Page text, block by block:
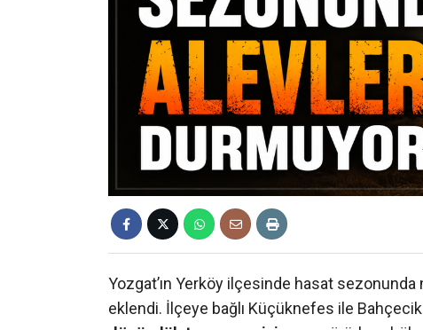
Yozgat’ın Yerköy ilçesinde hasat
eklendi. İlçeye bağlı Küçüknefes ile Bahçecik